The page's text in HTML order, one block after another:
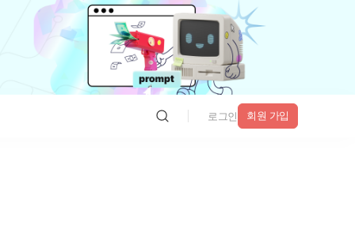
로그인 회원 가입